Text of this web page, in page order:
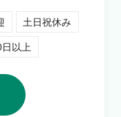
ト紹介
土日祝休み
以上